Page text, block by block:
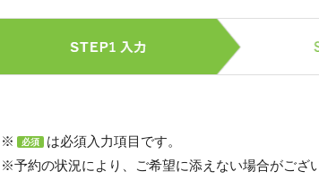
※ 必須
は必須入力項目です。
※予約の状況により、ご希望に添えない場合がござ